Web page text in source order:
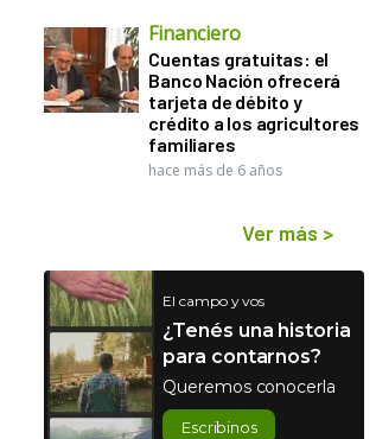
Financiero
Cuentas gratuitas: el
Banco Nación ofrecerá
tarjeta de débito y
crédito a los agricultores
familiares
hace más de 6 años
Ver más >
El campo y vos
¿Tenés una historia
para contarnos?
Queremos conocerla
Escribinos